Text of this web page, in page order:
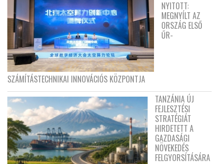
NYITOTT:
MEGNYÍLT AZ
ORSZÁG ELSŐ
ŰR-
SZÁMÍTÁSTECHNIKAI INNOVÁCIÓS KÖZPONTJA
TANZÁNIA ÚJ
FEJLESZTÉSI
STRATÉGIÁT
HIRDETETT A
GAZDASÁGI
NÖVEKEDÉS
FELGYORSÍTÁSÁRA